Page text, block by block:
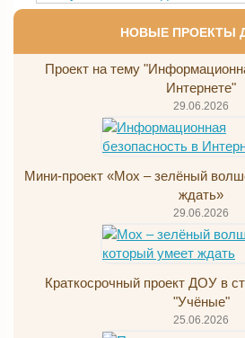
НОВЫЕ ПРОЕКТЫ
Проект на тему
Интернете"
29.06.2026
Мини-проект «Мох – зелёный
ждать»
29.06.2026
Краткосрочный проект ДОУ в
"Учёные"
25.06.2026